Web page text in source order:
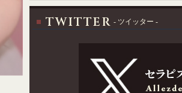
TWITTER - ツイッター -